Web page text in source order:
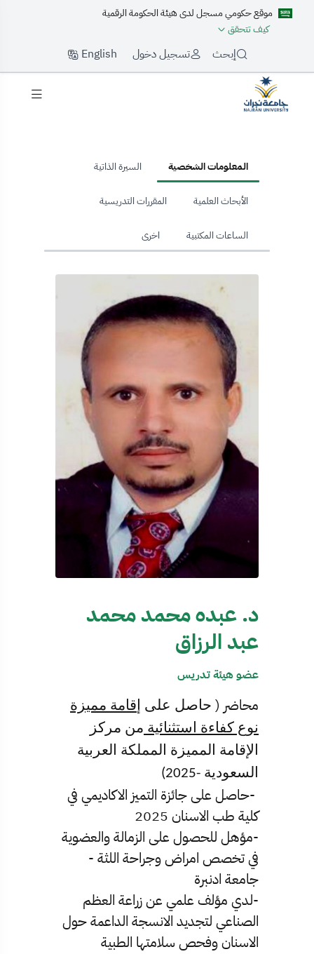
موقع حكومي مسجل لدى هيئة الحكومة الرقمية
كيف تتحقق
إبحث تسجيل دخول English
المعلومات الشخصية السيرة الذاتية
الأبحاث العلمية المقررات التدريسية
الساعات المكتبية اخرى
د. عبده محمد محمد
عبد الرزاق
عضو هيئة تدريس
محاضر ( حاصل على إقامة مميزة
نوع كفاءة استثنائية من مركز
الإقامة المميزة المملكة العربية
السعودية -2025
)
-حاصل على جائزة التميز الاكاديمي في
كلية طب الاسنان 2025
-مؤهل للحصول على الزمالة والعضوية
في تخصص امراض وجراحة اللثة -
جامعة ادنبرة
-لدي مؤلف علمي عن زراعة العظم
الصناعي لتجديد الانسجة الداعمة حول
الاسنان وفحص سلامتها الطبية